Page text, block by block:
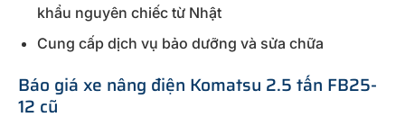
khẩu nguyên chiếc từ Nhật
Cung cấp dịch vụ bảo dưỡng và sửa chữa
Báo giá xe nâng điện Komatsu 2.5 tấn FB25-
12 cũ